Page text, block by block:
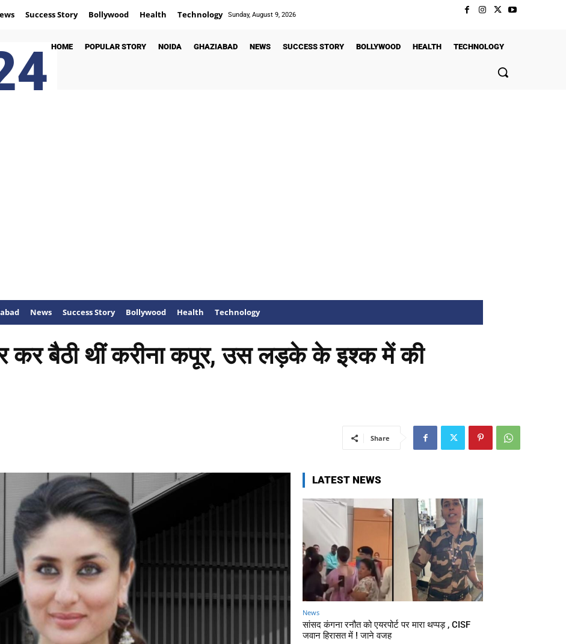
Success Story Bollywood Health Technology Sunday, August 9, 2026
HOME POPULAR STORY NOIDA GHAZIABAD NEWS SUCCESS STORY BOLLYWOOD HEALTH TECHNOLOGY
News Success Story Bollywood Health Technology
कर बैठी थीं करीना कपूर, उस लड़के के इश्क में की
Share
LATEST NEWS
News
सांसद कंगना रनौत को एयरपोर्ट पर मारा थप्पड़ , CISF
जवान हिरासत में ! जाने वजह